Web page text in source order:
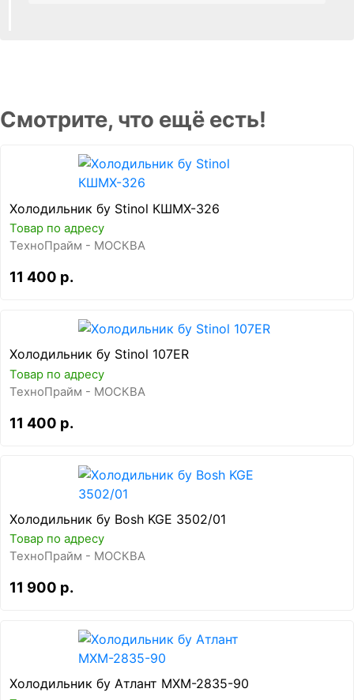
Смотрите, что ещё есть!
Холодильник бу Stinol КШМХ-326
Товар по адресу
ТехноПрайм - МОСКВА
11 400 р.
Холодильник бу Stinol 107ER
Товар по адресу
ТехноПрайм - МОСКВА
11 400 р.
Холодильник бу Bosh KGE 3502/01
Товар по адресу
ТехноПрайм - МОСКВА
11 900 р.
Холодильник бу Атлант МХМ-2835-90